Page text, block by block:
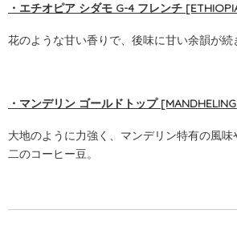
・エチオピア シダモ G-4 フレンチ
花のような甘い香りで、後味に甘い余韻が続
・マンデリン ゴールドトップ
大地のように力強く、マンデリン特有の風
二のコーヒー豆。